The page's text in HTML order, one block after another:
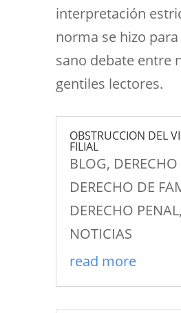
interpretación
norma se hizo
sano debate entre
gentiles lectores.
OBSTRUCCION DEL
FILIAL
BLOG,
DERECHO DE
DERECHO PENAL,
NOTICIAS
read more